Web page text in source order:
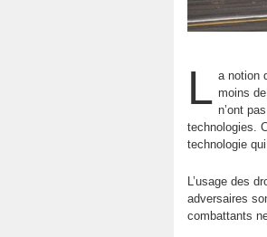
L a notion
moins
n’ont
technologies.
technologie
L’usage des
adversaires
combattants